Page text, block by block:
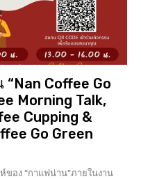
Coffee Go
Morning Talk,
Cupping &
Go Green